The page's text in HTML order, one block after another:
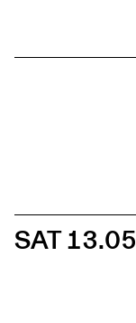
SAT 13.05